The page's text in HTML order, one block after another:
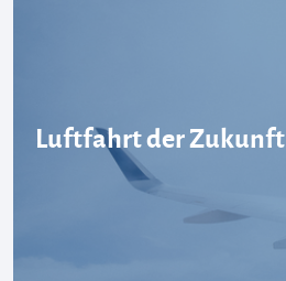
Luftfahrt der Zukunft